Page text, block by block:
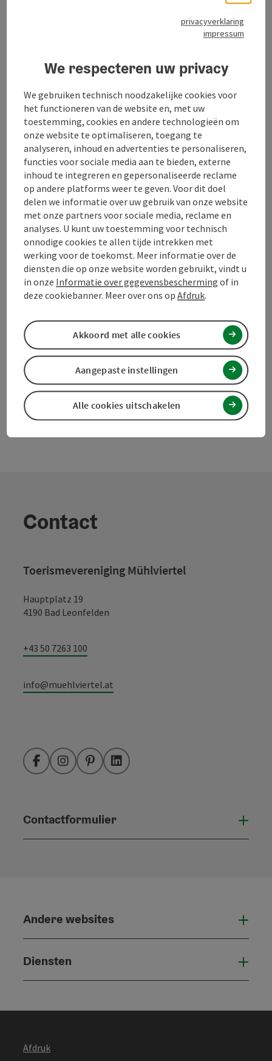
Prijs
Geschiktheid
Toegankelijkheid
Bijdrage aankruisen
Naar favorieten
PDF aanmaken
Bijdrage printen
powered by TOURDATA Doe een suggestie
Contact
Toerismevereniging Mühlviertel
Hauptplatz 19
4190 Bad Leonfelden
+43 50 7263 100
info@muehlviertel.at
FacebookInstagramPinterestLinkedIn
Contactformulier
Andere websites
Diensten
Afdruk
privacyverklaring
impressum
We respecteren uw privacy
We gebruiken technisch noodzakelijke cookies voor
het functioneren van de website en, met uw
toestemming, cookies en andere technologieën om
onze website te optimaliseren, toegang te
analyseren, inhoud en advertenties te personaliseren,
functies voor sociale media aan te bieden, externe
inhoud te integreren en gepersonaliseerde reclame
op andere platforms weer te geven. Voor dit doel
delen we informatie over uw gebruik van onze website
met onze partners voor sociale media, reclame en
analyses. U kunt uw toestemming voor technisch
onnodige cookies te allen tijde intrekken met
werking voor de toekomst. Meer informatie over de
diensten die op onze website worden gebruikt, vindt u
in onze Informatie over gegevensbescherming of in
deze cookiebanner. Meer over ons opAfdruk.
Alle cookies uitschakelen
Aangepaste instellingen
Akkoord met alle cookies